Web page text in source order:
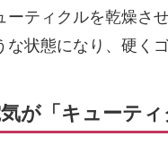
ーティクルを乾燥さ
状態になり、硬く
が「キューテ